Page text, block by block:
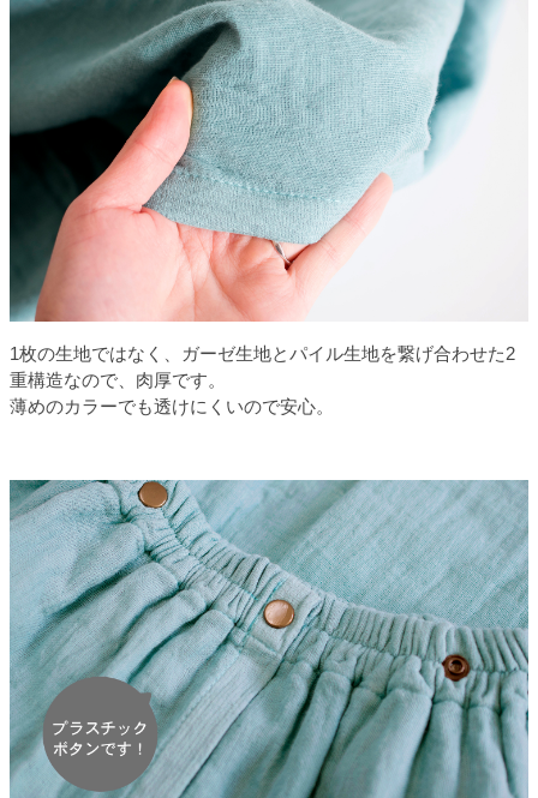
1枚の生地ではなく、ガーゼ生地とパイル生地を繋げ合わせた2
重構造なので、肉厚です。
薄めのカラーでも透けにくいので安心。